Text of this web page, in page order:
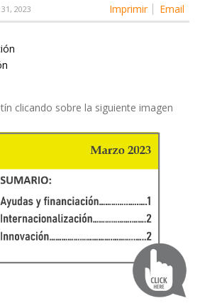
Imprimir Email
2023
clicando sobre la siguiente imagen